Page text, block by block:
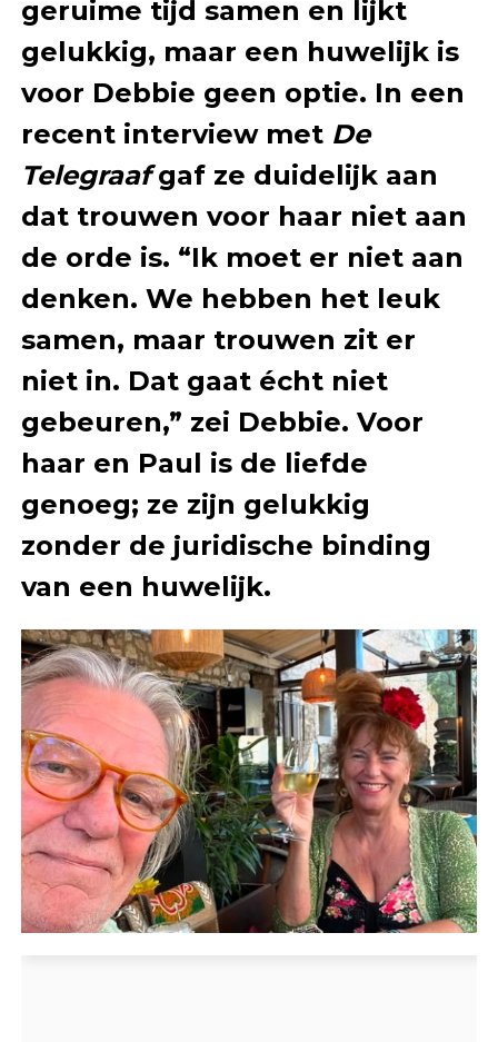
geruime tijd samen en lijkt
gelukkig, maar een huwelijk is
voor Debbie geen optie. In een
recent interview met De
Telegraafgaf ze duidelijk aan
dat trouwen voor haar niet aan
de orde is. “Ik moet er niet aan
denken. We hebben het leuk
samen, maar trouwen zit er
niet in. Dat gaat écht niet
gebeuren,” zei Debbie. Voor
haar en Paul is de liefde
genoeg; ze zijn gelukkig
zonder de juridische binding
van een huwelijk.